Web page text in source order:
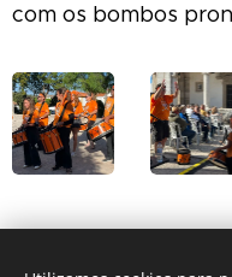
com os bombos